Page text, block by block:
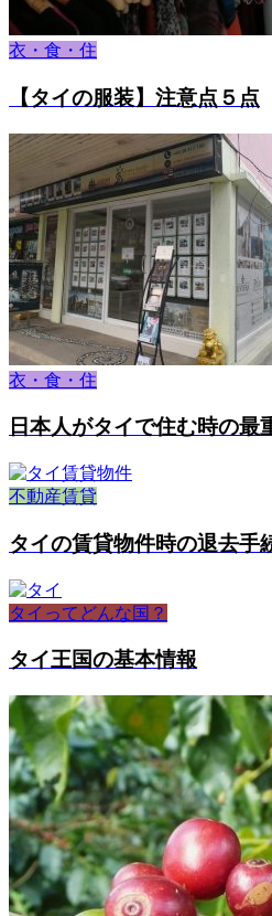
衣・食・住
【タイの服装】注意点５点
衣・食・住
日本人がタイで住む時の最
不動産賃貸
タイの賃貸物件時の退去手
タイってどんな国？
タイ王国の基本情報